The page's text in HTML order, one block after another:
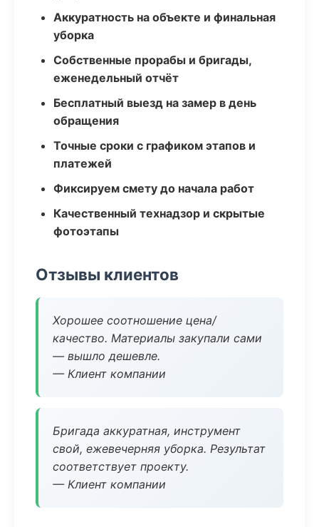
Аккуратность на объекте и финальная
уборка
Собственные прорабы и бригады,
еженедельный отчёт
Бесплатный выезд на замер в день
обращения
Точные сроки с графиком этапов и
платежей
Фиксируем смету до начала работ
Качественный технадзор и скрытые
фотоэтапы
Отзывы клиентов
Хорошее соотношение цена/
качество. Материалы закупали сами
— вышло дешевле.
— Клиент компании
Бригада аккуратная, инструмент
свой, ежевечерняя уборка. Результат
соответствует проекту.
— Клиент компании